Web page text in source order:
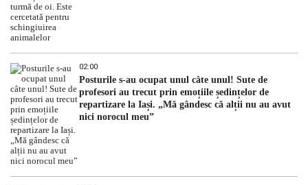
02:00
Posturile s-au ocupat unul câte unul! Sute de
profesori au trecut prin emoțiile ședințelor de
repartizare la Iași. „Mă gândesc că alții nu au avut
nici norocul meu”